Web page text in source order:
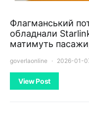
Флагманський
обладнали
матимуть
goverlaonline 2026-01-
View Post